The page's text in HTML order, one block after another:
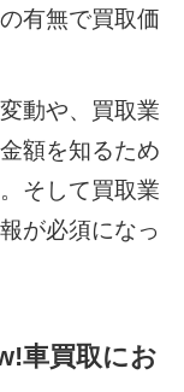
有無で買取価
動や、買取業
額を知るため
そして買取業
が必須になっ
車買取にお